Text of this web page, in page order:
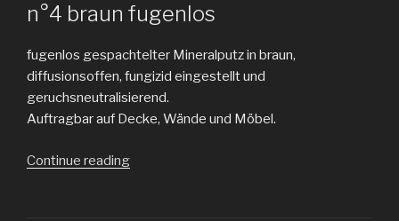
n°4 braun fugenlos
fugenlos gespachtelter Mineralputz in braun,
diffusionsoffen, fungizid eingestellt und
geruchsneutralisierend.
Auftragbar auf Decke, Wände und Möbel.
Continue reading„Kalk